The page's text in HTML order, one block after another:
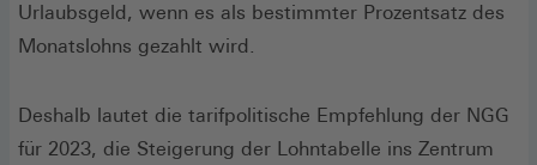
Urlaubsgeld, wenn es als bestimmter Prozentsatz des
Monatslohns gezahlt wird.
Deshalb lautet die tarifpolitische Empfehlung der NGG
für 2023, die Steigerung der Lohntabelle ins Zentrum